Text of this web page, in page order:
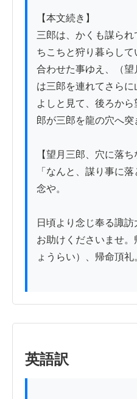
【本文続き】
三郎は、かくも謀ら
ちこちと狩り暮らし
合わせた事ゆえ、（
は三郎を連れてさら
よしと見て、後ろか
郎が三郎を龍の穴へ突
【望月三郎、穴に落ち
「なんと、謀り事に
念や。
日頃より念じ奉る諏
お助けくださいませ
ょうらい）、帰命頂礼
英語訳